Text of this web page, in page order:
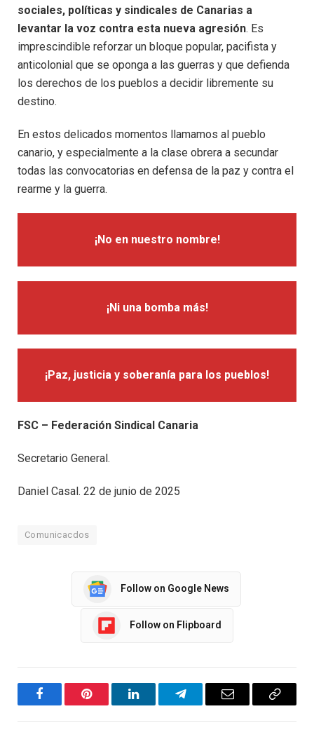
sociales, políticas y sindicales de Canarias a
levantar la voz contra esta nueva agresión. Es
imprescindible reforzar un bloque popular, pacifista y
anticolonial que se oponga a las guerras y que defienda
los derechos de los pueblos a decidir libremente su
destino.
En estos delicados momentos llamamos al pueblo
canario, y especialmente a la clase obrera a secundar
todas las convocatorias en defensa de la paz y contra el
rearme y la guerra.
¡No en nuestro nombre!
¡Ni una bomba más!
¡Paz, justicia y soberanía para los pueblos!
FSC – Federación Sindical Canaria
Secretario General.
Daniel Casal. 22 de junio de 2025
Comunicacdos
Follow on Google News
Follow on Flipboard
FacebookPinterest LinkedInTelegramEmail
Copy